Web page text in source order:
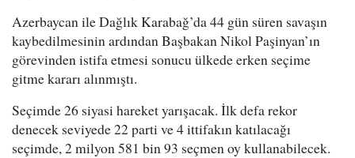
Azerbaycan ile Dağlık Karabağ’da 44 gün süren savaşın
kaybedilmesinin ardından Başbakan Nikol Paşinyan’ın
görevinden istifa etmesi sonucu ülkede erken seçime
gitme kararı alınmıştı.
Seçimde 26 siyasi hareket yarışacak. İlk defa rekor
denecek seviyede 22 parti ve 4 ittifakın katılacağı
seçimde, 2 milyon 581 bin 93 seçmen oy kullanabilecek.